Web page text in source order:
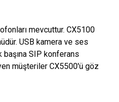
mevcuttur. CX5100
USB kamera ve ses
başına SIP konferans
müşteriler CX5500'ü göz